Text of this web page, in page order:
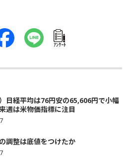
ｱﾝｹｰﾄ
）日経平均は76円安の65,606円で小幅
週は米物価指標に注目
調整は底値をつけたか